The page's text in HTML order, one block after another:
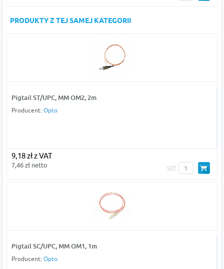
PRODUKTY Z TEJ SAMEJ KATEGORII
Pigtail ST/UPC, MM OM2, 2m
Producent: Opto
9,18 zł z VAT
7,46 zł netto szt
Pigtail SC/UPC, MM OM1, 1m
Producent: Opto